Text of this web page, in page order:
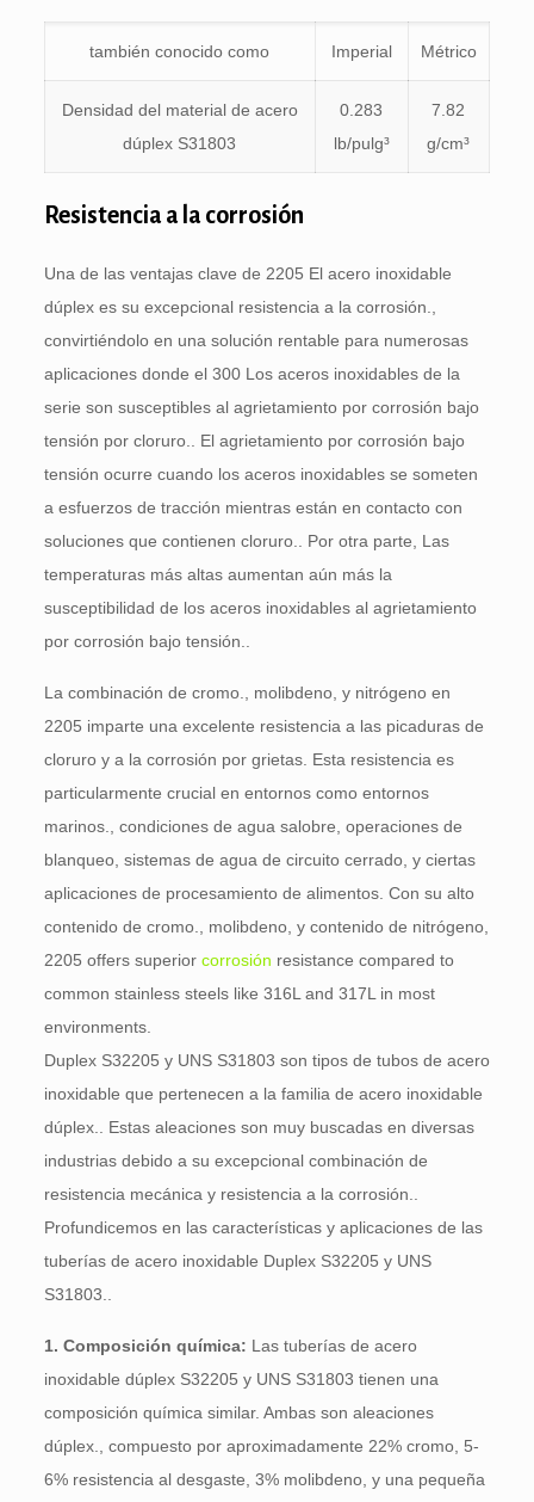
también conocido como Imperial Métrico
Densidad del material de acero
dúplex S31803
0.283
lb/pulg³
7.82
g/cm³
Resistencia a la corrosión
Una de las ventajas clave de 2205 El acero inoxidable
dúplex es su excepcional resistencia a la corrosión.,
convirtiéndolo en una solución rentable para numerosas
aplicaciones donde el 300 Los aceros inoxidables de la
serie son susceptibles al agrietamiento por corrosión bajo
tensión por cloruro.. El agrietamiento por corrosión bajo
tensión ocurre cuando los aceros inoxidables se someten
a esfuerzos de tracción mientras están en contacto con
soluciones que contienen cloruro.. Por otra parte, Las
temperaturas más altas aumentan aún más la
susceptibilidad de los aceros inoxidables al agrietamiento
por corrosión bajo tensión..
La combinación de cromo., molibdeno, y nitrógeno en
2205 imparte una excelente resistencia a las picaduras de
cloruro y a la corrosión por grietas. Esta resistencia es
particularmente crucial en entornos como entornos
marinos., condiciones de agua salobre, operaciones de
blanqueo, sistemas de agua de circuito cerrado, y ciertas
aplicaciones de procesamiento de alimentos. Con su alto
contenido de cromo., molibdeno, y contenido de nitrógeno,
2205 offers superior corrosión resistance compared to
common stainless steels like 316L and 317L in most
environments.
Duplex S32205 y UNS S31803 son tipos de tubos de acero
inoxidable que pertenecen a la familia de acero inoxidable
dúplex.. Estas aleaciones son muy buscadas en diversas
industrias debido a su excepcional combinación de
resistencia mecánica y resistencia a la corrosión..
Profundicemos en las características y aplicaciones de las
tuberías de acero inoxidable Duplex S32205 y UNS
S31803..
1. Composición química: Las tuberías de acero
inoxidable dúplex S32205 y UNS S31803 tienen una
composición química similar. Ambas son aleaciones
dúplex., compuesto por aproximadamente 22% cromo, 5-
6% resistencia al desgaste, 3% molibdeno, y una pequeña